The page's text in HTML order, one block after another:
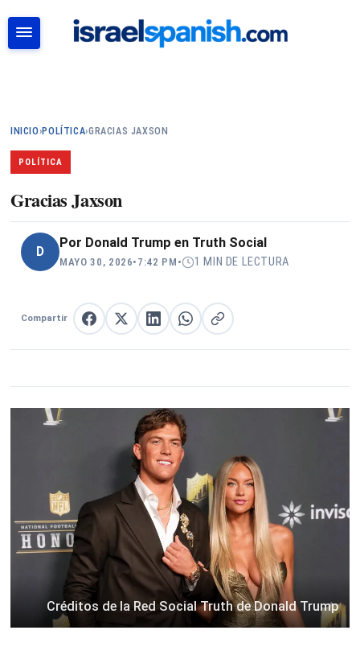
INICIO›POLÍTICA›GRACIAS JAXSON
POLÍTICA
Gracias Jaxson
D
Por Donald Trump en Truth Social
MAYO 30, 2026• 7:42 PM • 1 MIN DE LECTURA
Compartir Compartir en Facebook
Compartir en X
Compartir en LinkedIn
Compartir en WhatsApp
Copiar enlace
Créditos de la Red Social Truth de Donald Trump